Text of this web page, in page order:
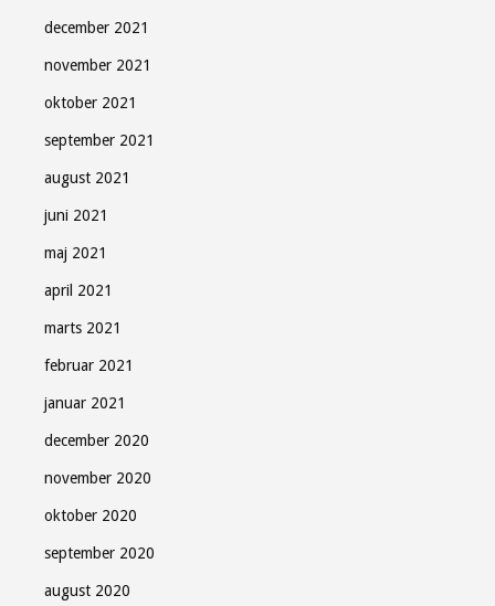
december 2021
november 2021
oktober 2021
september 2021
august 2021
juni 2021
maj 2021
april 2021
marts 2021
februar 2021
januar 2021
december 2020
november 2020
oktober 2020
september 2020
august 2020